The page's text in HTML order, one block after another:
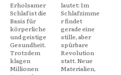
Erholsamer
Schlaf ist die
Basis für
körperliche
und geistige
Gesundheit.
Trotzdem
klagen
Millionen
lautet: Im
Schlafzimme
r findet
gerade eine
stille, aber
spürbare
Revolution
statt. Neue
Materialien,